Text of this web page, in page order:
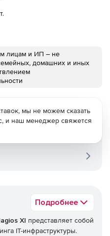
лицам и ИП – не
домашних и иных
Подробнее
XI представляет собой
IT-инфраструктуры.
мы не можем сказать
и наш менеджер свяжется